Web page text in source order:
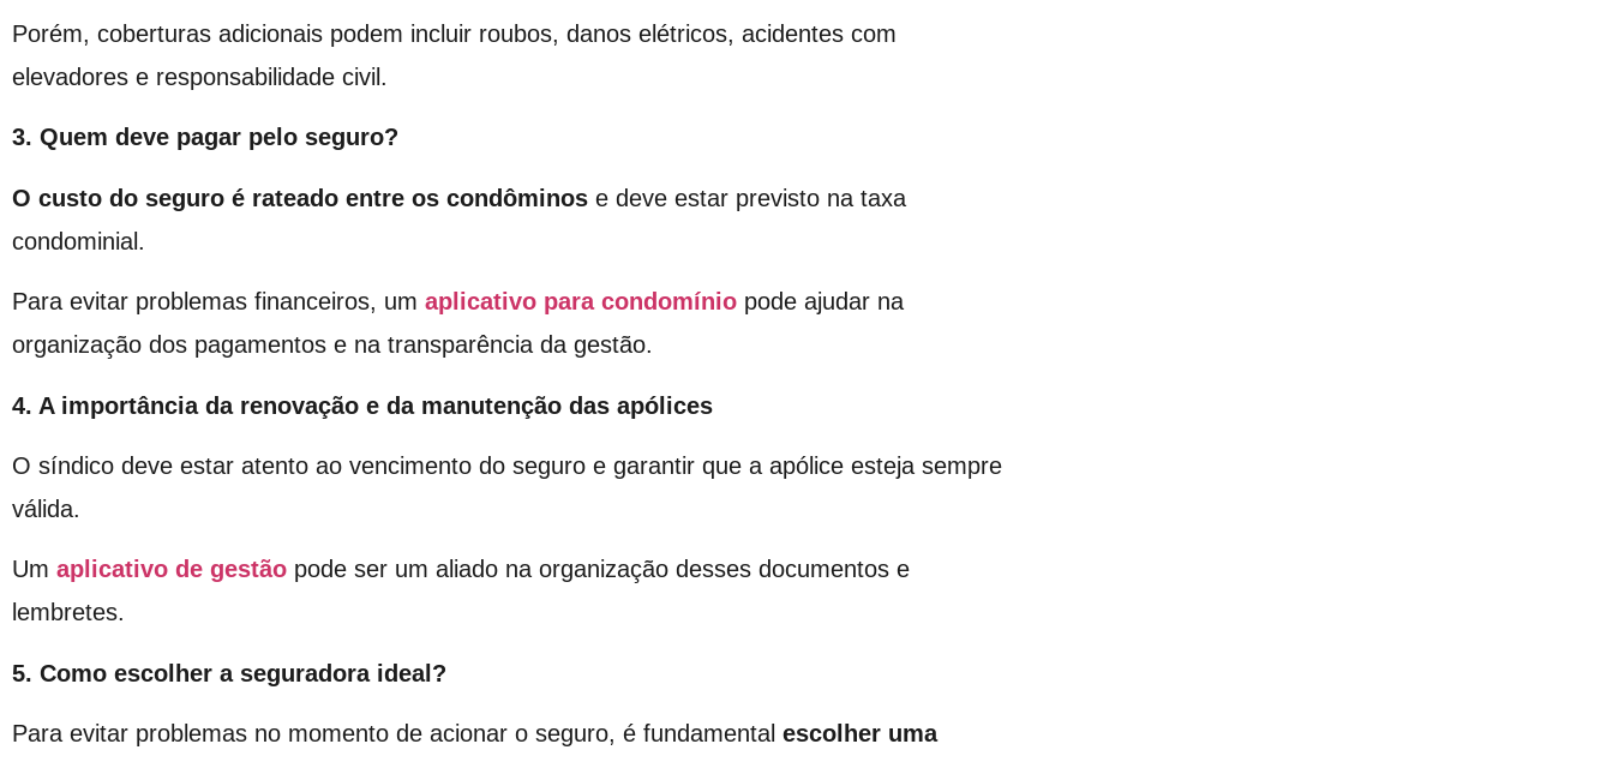
Porém, coberturas adicionais podem incluir roubos, danos elétricos, acidentes com
elevadores e responsabilidade civil.
3. Quem deve pagar pelo seguro?
O custo do seguro é rateado entre os condôminos e deve estar previsto na taxa
condominial.
Para evitar problemas financeiros, um aplicativo para condomínio pode ajudar na
organização dos pagamentos e na transparência da gestão.
4. A importância da renovação e da manutenção das apólices
O síndico deve estar atento ao vencimento do seguro e garantir que a apólice esteja sempre
válida.
Um aplicativo de gestão pode ser um aliado na organização desses documentos e
lembretes.
5. Como escolher a seguradora ideal?
Para evitar problemas no momento de acionar o seguro, é fundamental escolher uma